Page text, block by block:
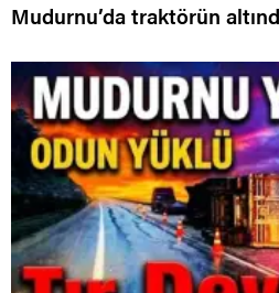
Mudurnu’da traktörün